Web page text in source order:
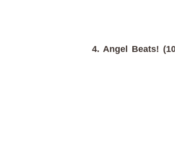
4. Angel Beats!